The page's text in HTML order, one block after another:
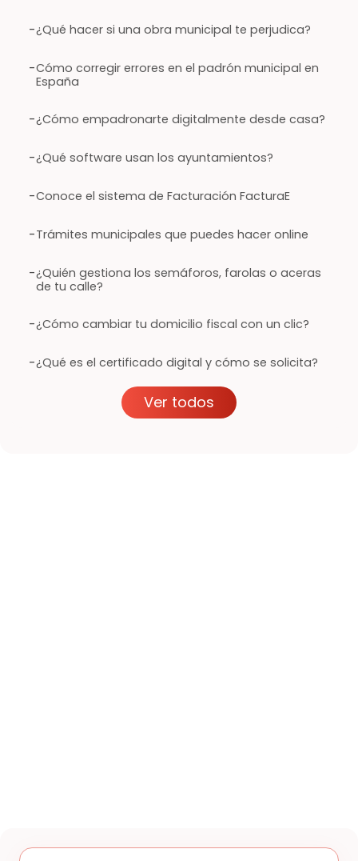
-¿Qué hacer si una obra municipal te perjudica?
-Cómo corregir errores en el padrón municipal en
España
-¿Cómo empadronarte digitalmente desde casa?
-¿Qué software usan los ayuntamientos?
-Conoce el sistema de Facturación FacturaE
-Trámites municipales que puedes hacer online
-¿Quién gestiona los semáforos, farolas o aceras
de tu calle?
-¿Cómo cambiar tu domicilio fiscal con un clic?
-¿Qué es el certificado digital y cómo se solicita?
Ver todos